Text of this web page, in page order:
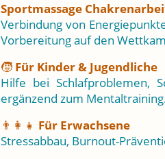
Sportmassage
Verbindung von
Vorbereitung auf den
🧒 Für Kinder & Jugendliche
Hilfe bei Schlafproblemen,
ergänzend zum
👨‍👩‍👧 Für Erwachsene
Stressabbau, Burnout-